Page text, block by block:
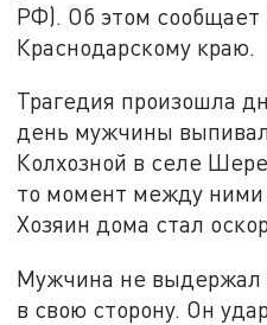
РФ). Об этом
Краснодарскому краю.
Трагедия произошла
день мужчины
Колхозной в селе
то момент между ними
Хозяин дома стал
Мужчина не выдержал
в свою сторону. Он